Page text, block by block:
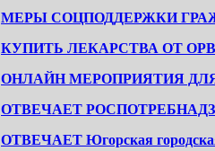
МЕРЫ СОЦПОДДЕРЖКИ
КУПИТЬ ЛЕКАРСТВА ОТ
ОНЛАЙН МЕРОПРИЯТИЯ
ОТВЕЧАЕТ
ОТВЕЧАЕТ Югорская